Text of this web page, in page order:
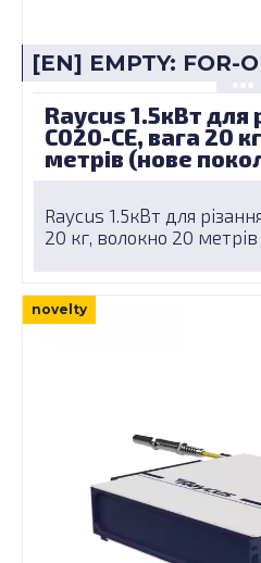
[EN] EMPTY: FOR-
Raycus 1.5кВт для
C020-CE, вага 20
метрів (нове
Raycus 1.5кВт для
20 кг, волокно 20
novelty